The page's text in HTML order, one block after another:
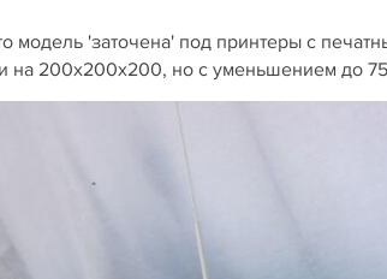
модель 'заточена' под принтеры с
на 200х200х200, но с уменьшением до